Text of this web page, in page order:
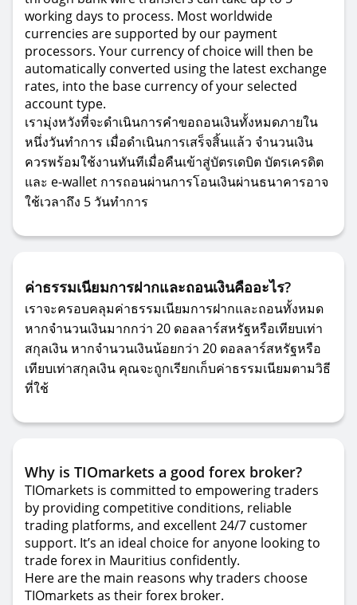
working days to process. Most worldwide
currencies are supported by our payment
processors. Your currency of choice will then be
automatically converted using the latest exchange
rates, into the base currency of your selected
account type.
เรามุ่งหวังที่จะดำเนินการคำขอถอนเงินทั้งหมดภายใน
หนึ่งวันทำการ เมื่อดำเนินการเสร็จสิ้นแล้ว จำนวนเงิน
ควรพร้อมใช้งานทันทีเมื่อคืนเข้าสู่บัตรเดบิต บัตรเครดิต
และ e-wallet การถอนผ่านการโอนเงินผ่านธนาคารอาจ
ใช้เวลาถึง 5 วันทำการ
ค่าธรรมเนียมการฝากและถอนเงินคืออะไร?
เราจะครอบคลุมค่าธรรมเนียมการฝากและถอนทั้งหมด
หากจำนวนเงินมากกว่า 20 ดอลลาร์สหรัฐหรือเทียบเท่า
สกุลเงิน หากจำนวนเงินน้อยกว่า 20 ดอลลาร์สหรัฐหรือ
เทียบเท่าสกุลเงิน คุณจะถูกเรียกเก็บค่าธรรมเนียมตามวิธี
ที่ใช้
Why is TIOmarkets a good forex broker?
TIOmarkets is committed to empowering traders
by providing competitive conditions, reliable
trading platforms, and excellent 24/7 customer
support. It’s an ideal choice for anyone looking to
trade forex in Mauritius confidently.
Here are the main reasons why traders choose
TIOmarkets as their forex broker.